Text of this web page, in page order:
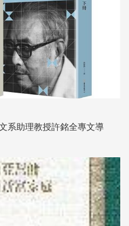
系助理教授許銘全專文導